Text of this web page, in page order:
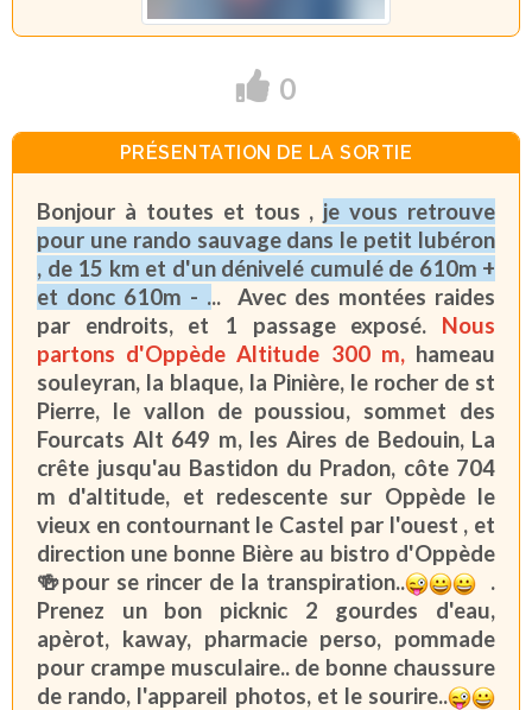
0
PRÉSENTATION DE LA SORTIE
Bonjour à toutes et tous , je vous retrouve
pour une rando sauvage dans le petit lubéron
, de 15 km et d'un dénivelé cumulé de 610m +
et donc 610m - ... Avec des montées raides
par endroits, et 1 passage exposé. Nous
partons d'Oppède Altitude 300 m,hameau
souleyran, la blaque, la Pinière, le rocher de st
Pierre, le vallon de poussiou, sommet des
Fourcats Alt 649 m, les Aires de Bedouin, La
crête jusqu'au Bastidon du Pradon, côte 704
m d'altitude, et redescente sur Oppède le
vieux en contournant le Castel par l'ouest , et
direction une bonne Bière au bistro d'Oppède
🍻pour se rincer de la transpiration..
.
Prenez un bon picknic 2 gourdes d'eau,
apèrot, kaway, pharmacie perso, pommade
pour crampe musculaire.. de bonne chaussure
de rando, l'appareil photos, et le sourire..